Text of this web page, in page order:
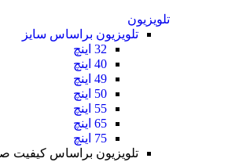
تلویزیون
تلویزیون براساس سایز
32 اینچ
40 اینچ
49 اینچ
50 اینچ
55 اینچ
65 اینچ
75 اینچ
تلویزیون براساس کیفیت